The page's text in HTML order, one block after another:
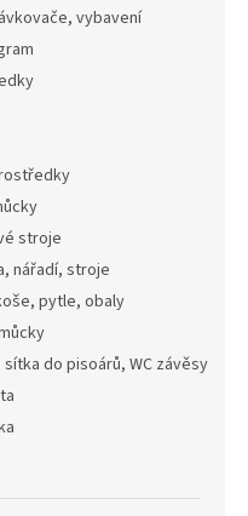
vybavení
stroje
nářadí, stroje
pytle, obaly
do pisoárů, WC závěsy